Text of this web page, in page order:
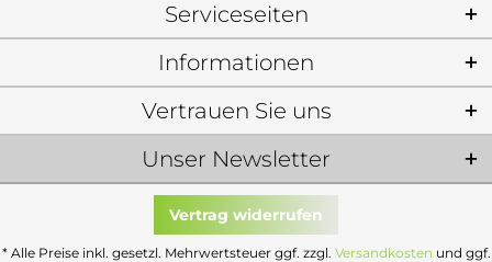
Serviceseiten
Informationen
Unser Newsletter
Vertrauen Sie uns
Vertrag widerrufen
* Alle Preise inkl. gesetzl. Mehrwertsteuer ggf. zzgl. Versandkosten und ggf.